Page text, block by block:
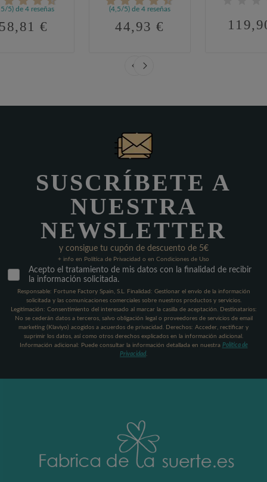
5) de 4 reseñas
€
(4,5/5) de 4 reseñas
44,93 €
SUSCRÍBETE A
NUESTRA
NEWSLETTER
y consigue tu cupón de descuento de 5€
+ info en Política de Privacidad o en Condiciones de Uso
Acepto el tratamiento de mis datos con la finalidad de recibir
la información solicitada.
Responsable: Fortune Factory Spain, S.L. Finalidad: Gestionar el envío de la información
solicitada y las comunicaciones comerciales sobre nuestros productos y servicios.
Legitimación: Consentimiento del interesado al marcar la casilla de aceptación. Destinatarios:
No se cederán datos a terceros, salvo obligación legal o proveedores de servicios de email
marketing (Klaviyo) acogidos a acuerdos de privacidad. Derechos: Acceder, rectificar y
suprimir los datos, así como otros derechos explicados en la información adicional.
Información adicional: Puede consultar la información detallada en nuestra Política de
Privacidad.